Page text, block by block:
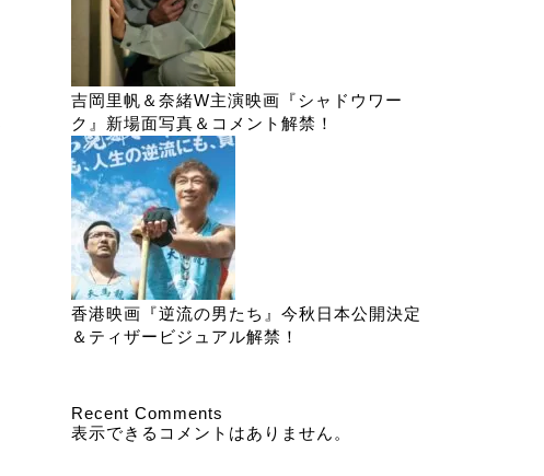
吉岡里帆＆奈緒W主演映画『シャドウワー
ク』新場面写真＆コメント解禁！
香港映画『逆流の男たち』今秋日本公開決定
＆ティザービジュアル解禁！
Recent Comments
表示できるコメントはありません。